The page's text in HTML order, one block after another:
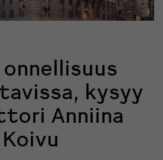
kysyy
Anniina
Koivu